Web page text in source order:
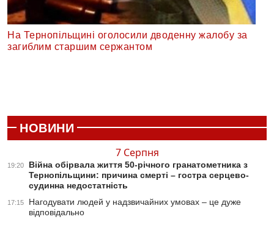
На Тернопільщині оголосили дводенну жалобу за
загиблим старшим сержантом
НОВИНИ
7 Серпня
19:20
Війна обірвала життя 50-річного гранатометника з
Тернопільщини: причина смерті – гостра серцево-
судинна недостатність
17:15
Нагодувати людей у надзвичайних умовах – це дуже
відповідально